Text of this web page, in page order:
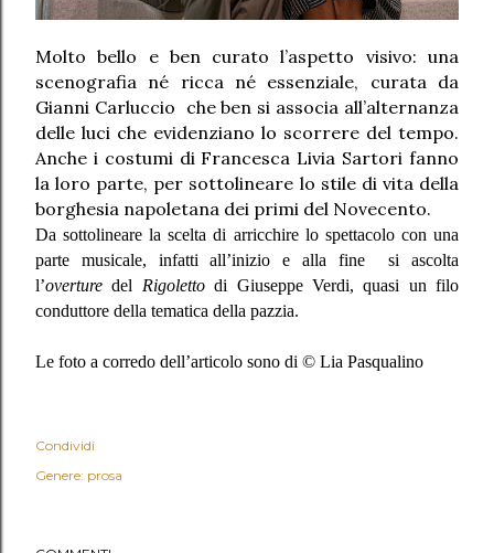
Molto bello e ben curato l’aspetto visivo: una
scenografia né ricca né essenziale, curata da
Gianni Carluccio che ben si associa all’alternanza
delle luci che evidenziano lo scorrere del tempo.
Anche i costumi di Francesca Livia Sartori fanno
la loro parte, per sottolineare lo stile di vita della
borghesia napoletana dei primi del Novecento.
Da sottolineare la scelta di arricchire lo spettacolo con una
parte musicale, infatti all’inizio e alla fine
si ascolta
l’overturedel Rigolettodi Giuseppe Verdi, quasi un filo
conduttore della tematica della pazzia.
Le foto a corredo dell’articolo sono di © Lia Pasqualino
Condividi
Genere: prosa